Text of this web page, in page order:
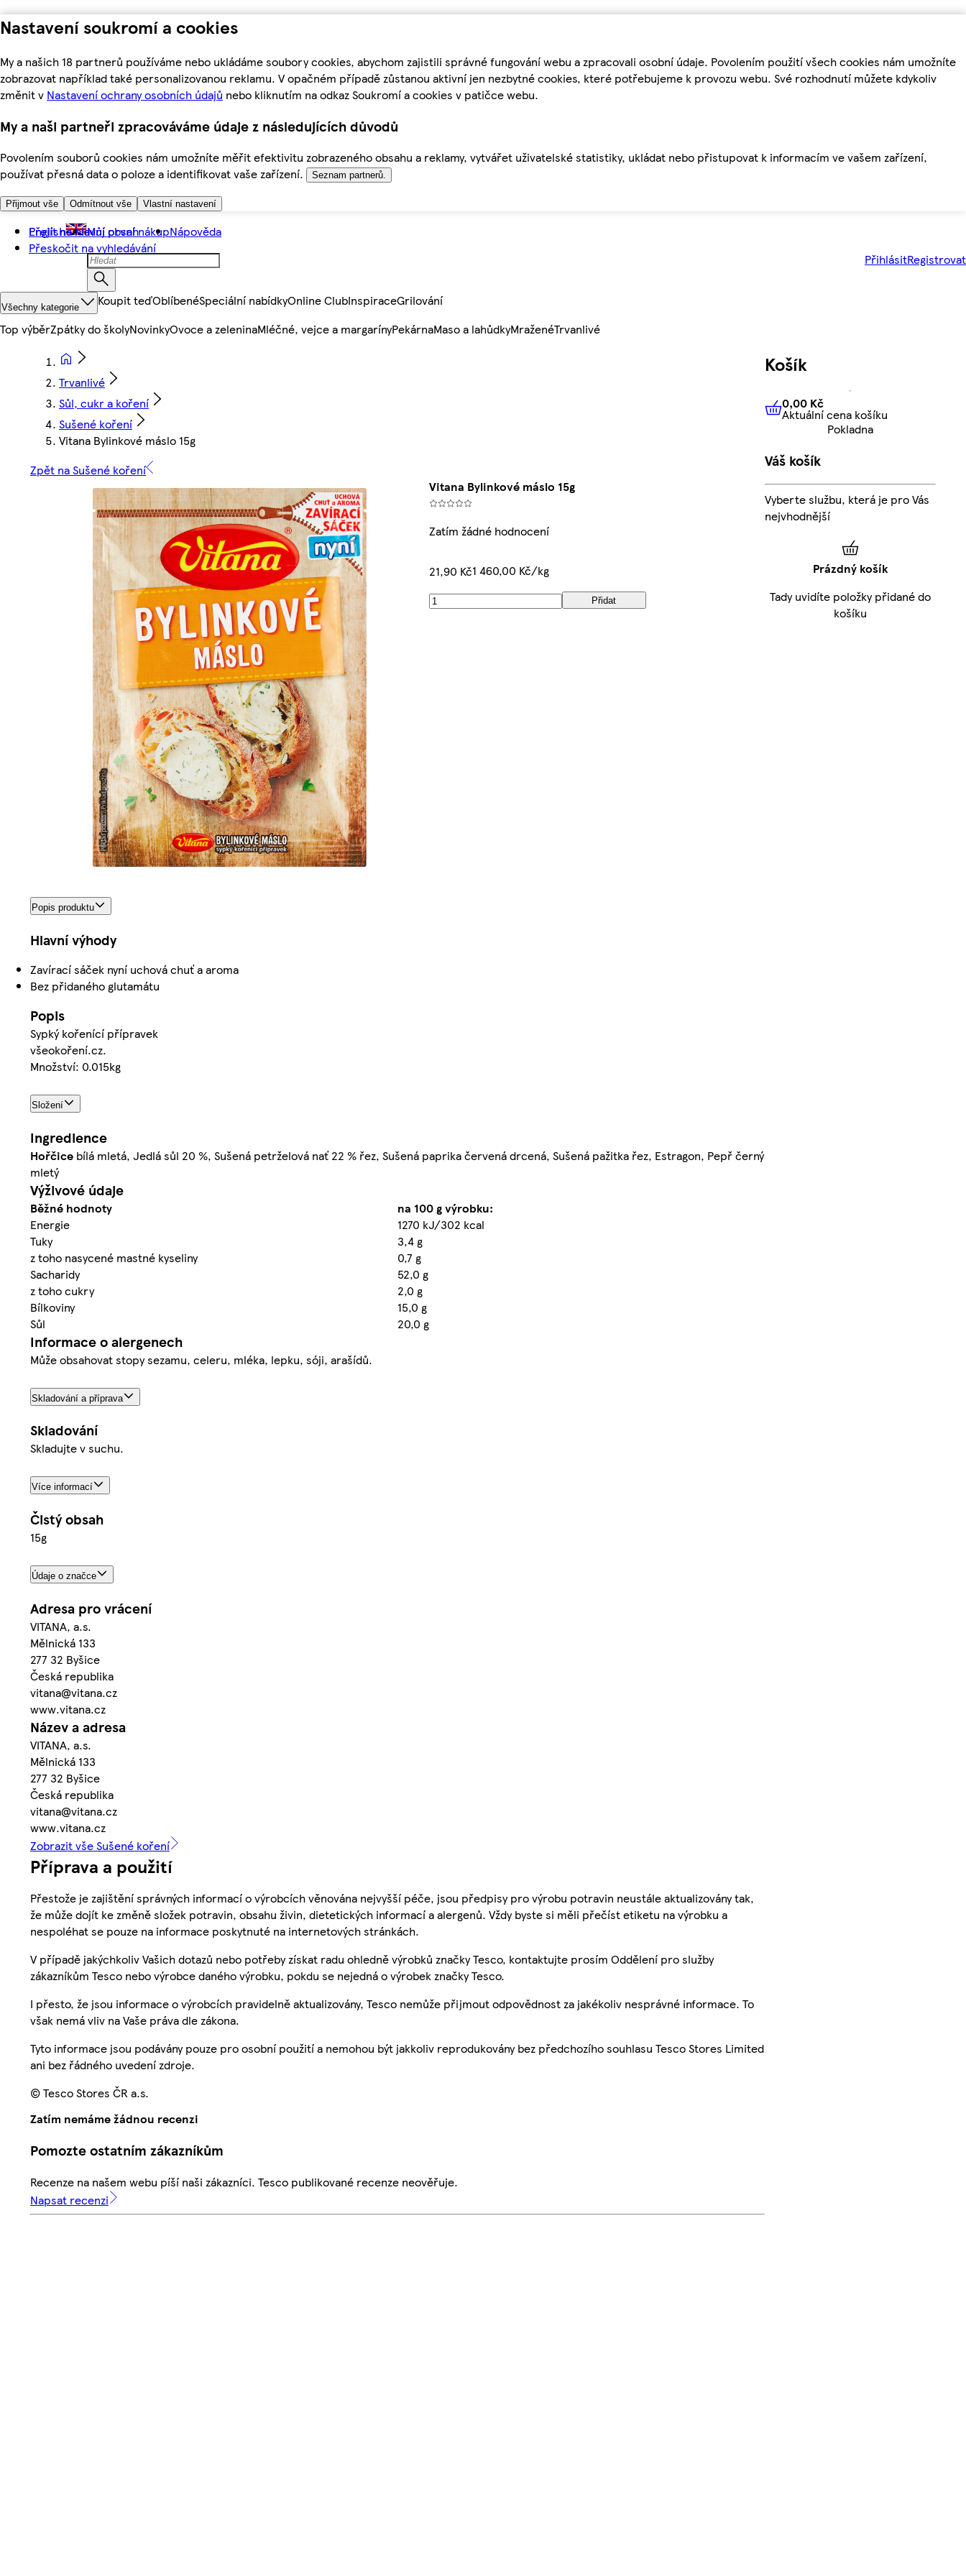
Nastavení soukromí a cookies
My a našich 18 partnerů používáme nebo ukládáme soubory cookies, abychom zajistili správné fungování webu a zpracovali osobní údaje. Povolením použití všech cookies nám umožníte
zobrazovat například také personalizovanou reklamu. V opačném případě zůstanou aktivní jen nezbytné cookies, které potřebujeme k provozu webu. Své rozhodnutí můžete kdykoliv
změnit v Nastavení ochrany osobních údajů nebo kliknutím na odkaz Soukromí a cookies v patičce webu.
My a naši partneři zpracováváme údaje z následujících důvodů
Povolením souborů cookies nám umožníte měřit efektivitu zobrazeného obsahu a reklamy, vytvářet uživatelské statistiky, ukládat nebo přistupovat k informacím ve vašem zařízení,
používat přesná data o poloze a identifikovat vaše zařízení.
Seznam partnerů.
Přijmout vše Odmítnout vše Vlastní nastavení
Přejít na hlavní obsah
Přeskočit na vyhledávání
English Můj první nákupNápověda
PřihlásitRegistrovat
Všechny kategorie Koupit teďOblíbenéSpeciální nabídkyOnline ClubInspiraceGrilování
Top výběrZpátky do školyNovinkyOvoce a zeleninaMléčné, vejce a margarínyPekárnaMaso a lahůdkyMraženéTrvanlivé
Trvanlivé
Sůl, cukr a koření
Sušené koření
Vitana Bylinkové máslo 15g
Zpět na Sušené koření
Vitana Bylinkové máslo 15g
Zatím žádné hodnocení
21,90 Kč1 460,00 Kč/kg
Přidat
Popis produktu
Hlavní výhody
Zavírací sáček nyní uchová chuť a aroma
Bez přidaného glutamátu
Popis
Sypký kořenící přípravek
všeokoření.cz.
Množství: 0.015kg
Složení
Ingredience
Hořčice bílá mletá, Jedlá sůl 20 %, Sušená petrželová nať 22 % řez, Sušená paprika červená drcená, Sušená pažitka řez, Estragon, Pepř černý
mletý
Výživové údaje
Běžné hodnoty
na 100 g výrobku:
Energie
1270 kJ/302 kcal
Tuky
3,4 g
z toho nasycené mastné kyseliny
0,7 g
Sacharidy
52,0 g
z toho cukry
2,0 g
Bílkoviny
15,0 g
Sůl
20,0 g
Informace o alergenech
Může obsahovat stopy sezamu, celeru, mléka, lepku, sóji, arašídů.
Skladování a příprava
Skladování
Skladujte v suchu.
Více informací
Čistý obsah
15g
Údaje o značce
Adresa pro vrácení
VITANA, a.s.
Mělnická 133
277 32 Byšice
Česká republika
vitana@vitana.cz
www.vitana.cz
Název a adresa
VITANA, a.s.
Mělnická 133
277 32 Byšice
Česká republika
vitana@vitana.cz
www.vitana.cz
Zobrazit vše Sušené koření
Příprava a použití
Přestože je zajištění správných informací o výrobcích věnována nejvyšší péče, jsou předpisy pro výrobu potravin neustále aktualizovány tak,
že může dojít ke změně složek potravin, obsahu živin, dietetických informací a alergenů. Vždy byste si měli přečíst etiketu na výrobku a
nespoléhat se pouze na informace poskytnuté na internetových stránkách.
V případě jakýchkoliv Vašich dotazů nebo potřeby získat radu ohledně výrobků značky Tesco, kontaktujte prosím Oddělení pro služby
zákazníkům Tesco nebo výrobce daného výrobku, pokdu se nejedná o výrobek značky Tesco.
I přesto, že jsou informace o výrobcích pravidelně aktualizovány, Tesco nemůže přijmout odpovědnost za jakékoliv nesprávné informace. To
však nemá vliv na Vaše práva dle zákona.
Tyto informace jsou podávány pouze pro osobní použití a nemohou být jakkoliv reprodukovány bez předchozího souhlasu Tesco Stores Limited
ani bez řádného uvedení zdroje.
© Tesco Stores ČR a.s.
Zatím nemáme žádnou recenzi
Pomozte ostatním zákazníkům
Recenze na našem webu píší naši zákazníci. Tesco publikované recenze neověřuje.
Napsat recenzi
Košík
0,00 KčAktuální cena košíku
0,00 Kč
Aktuální cena košíku
Pokladna
Váš košík
Vyberte službu, která je pro Vás
nejvhodnější
Prázdný košík
Tady uvidíte položky přidané do
košíku